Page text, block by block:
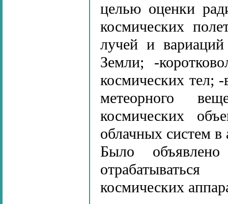
целью оценки
космических
лучей и
Земли; -
космических тел;
метеорного
космических
облачных систем
Было
космических